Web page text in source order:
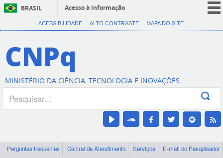
BRASIL
Acesso à informação
CORONAVÍRUS (COVID-19)
Canais
ACESSIBILIDADE ALTO CONTRASTE MAPA DO SITE
CNPq
MINISTÉRIO DA CIÊNCIA, TECNOLOGIA E INOVAÇÕES
Perguntas frequentes Central de Atendimento Serviços
E-mail do Pesquisador